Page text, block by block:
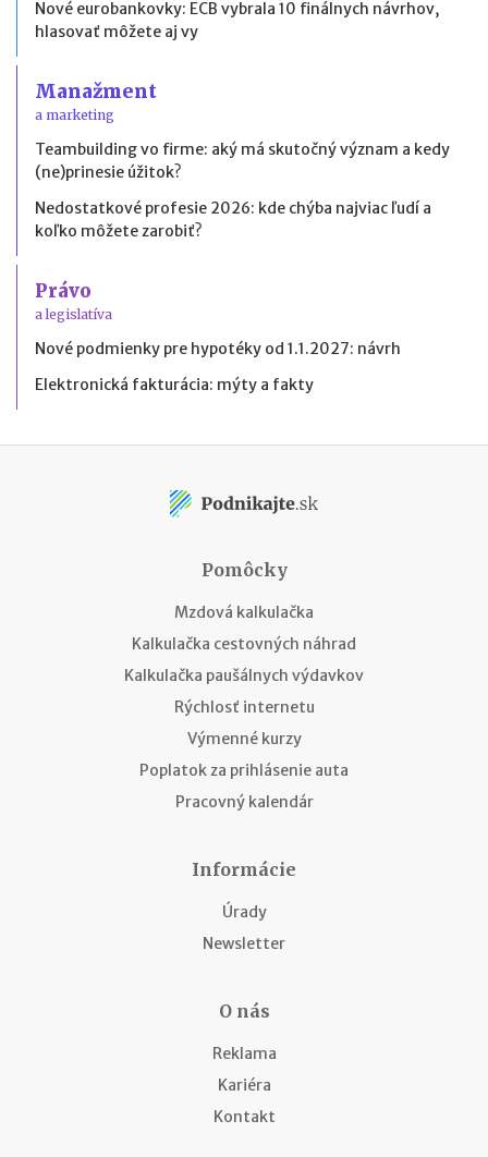
Nové eurobankovky: ECB vybrala 10 finálnych návrhov,
hlasovať môžete aj vy
Manažment
a marketing
Teambuilding vo firme: aký má skutočný význam a kedy
(ne)prinesie úžitok?
Nedostatkové profesie 2026: kde chýba najviac ľudí a
koľko môžete zarobiť?
Právo
a legislatíva
Nové podmienky pre hypotéky od 1.1.2027: návrh
Elektronická fakturácia: mýty a fakty
Pomôcky
Mzdová kalkulačka
Kalkulačka cestovných náhrad
Kalkulačka paušálnych výdavkov
Rýchlosť internetu
Výmenné kurzy
Poplatok za prihlásenie auta
Pracovný kalendár
Informácie
Úrady
Newsletter
O nás
Reklama
Kariéra
Kontakt